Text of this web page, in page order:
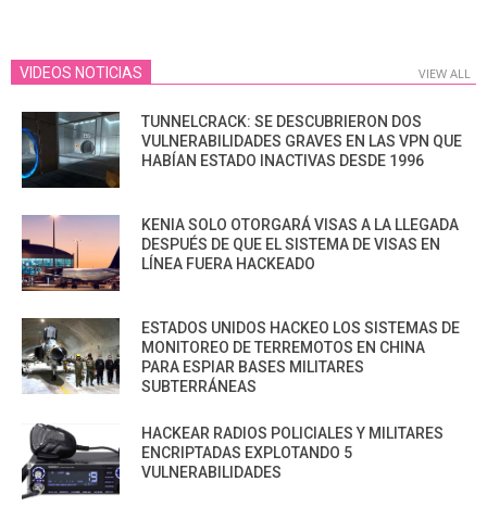
VIDEOS NOTICIAS VIEW ALL
TUNNELCRACK: SE DESCUBRIERON DOS
VULNERABILIDADES GRAVES EN LAS VPN QUE
HABÍAN ESTADO INACTIVAS DESDE 1996
KENIA SOLO OTORGARÁ VISAS A LA LLEGADA
DESPUÉS DE QUE EL SISTEMA DE VISAS EN
LÍNEA FUERA HACKEADO
ESTADOS UNIDOS HACKEO LOS SISTEMAS DE
MONITOREO DE TERREMOTOS EN CHINA
PARA ESPIAR BASES MILITARES
SUBTERRÁNEAS
HACKEAR RADIOS POLICIALES Y MILITARES
ENCRIPTADAS EXPLOTANDO 5
VULNERABILIDADES